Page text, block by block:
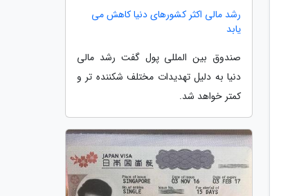
رشد مالی اکثر کشورهای دنیا کاهش می
یابد
صندوق بین المللی پول گفت رشد مالی
دنیا به دلیل تهدیدات مختلف شکننده تر و
کمتر خواهد شد.